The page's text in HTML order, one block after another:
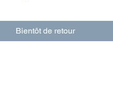
Bientôt de retour